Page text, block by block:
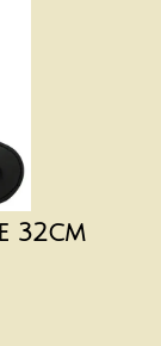
32cm